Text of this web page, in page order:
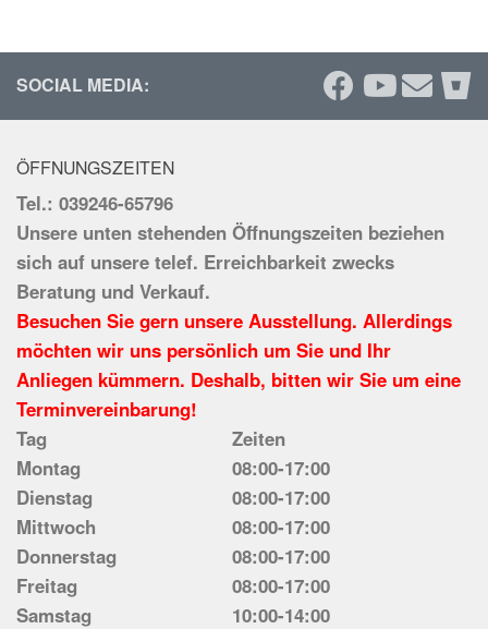
SOCIAL MEDIA:
ÖFFNUNGSZEITEN
Tel.: 039246-65796
Unsere unten stehenden Öffnungszeiten beziehen
sich auf unsere telef. Erreichbarkeit zwecks
Beratung und Verkauf.
Besuchen Sie gern unsere Ausstellung. Allerdings
möchten wir uns persönlich um Sie und Ihr
Anliegen kümmern. Deshalb, bitten wir Sie um eine
Terminvereinbarung!
Tag
Zeiten
Montag
08:00-17:00
Dienstag
08:00-17:00
Mittwoch
08:00-17:00
Donnerstag
08:00-17:00
Freitag
08:00-17:00
Samstag
10:00-14:00